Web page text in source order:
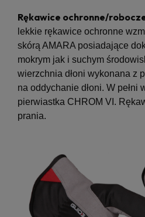
Rękawice ochronne/
lekkie rękawice ochronne
skórą AMARA posiadające
mokrym jak i suchym
wierzchnia dłoni wykonana z
na oddychanie dłoni. W pełni
pierwiastka CHROM VI.
prania.